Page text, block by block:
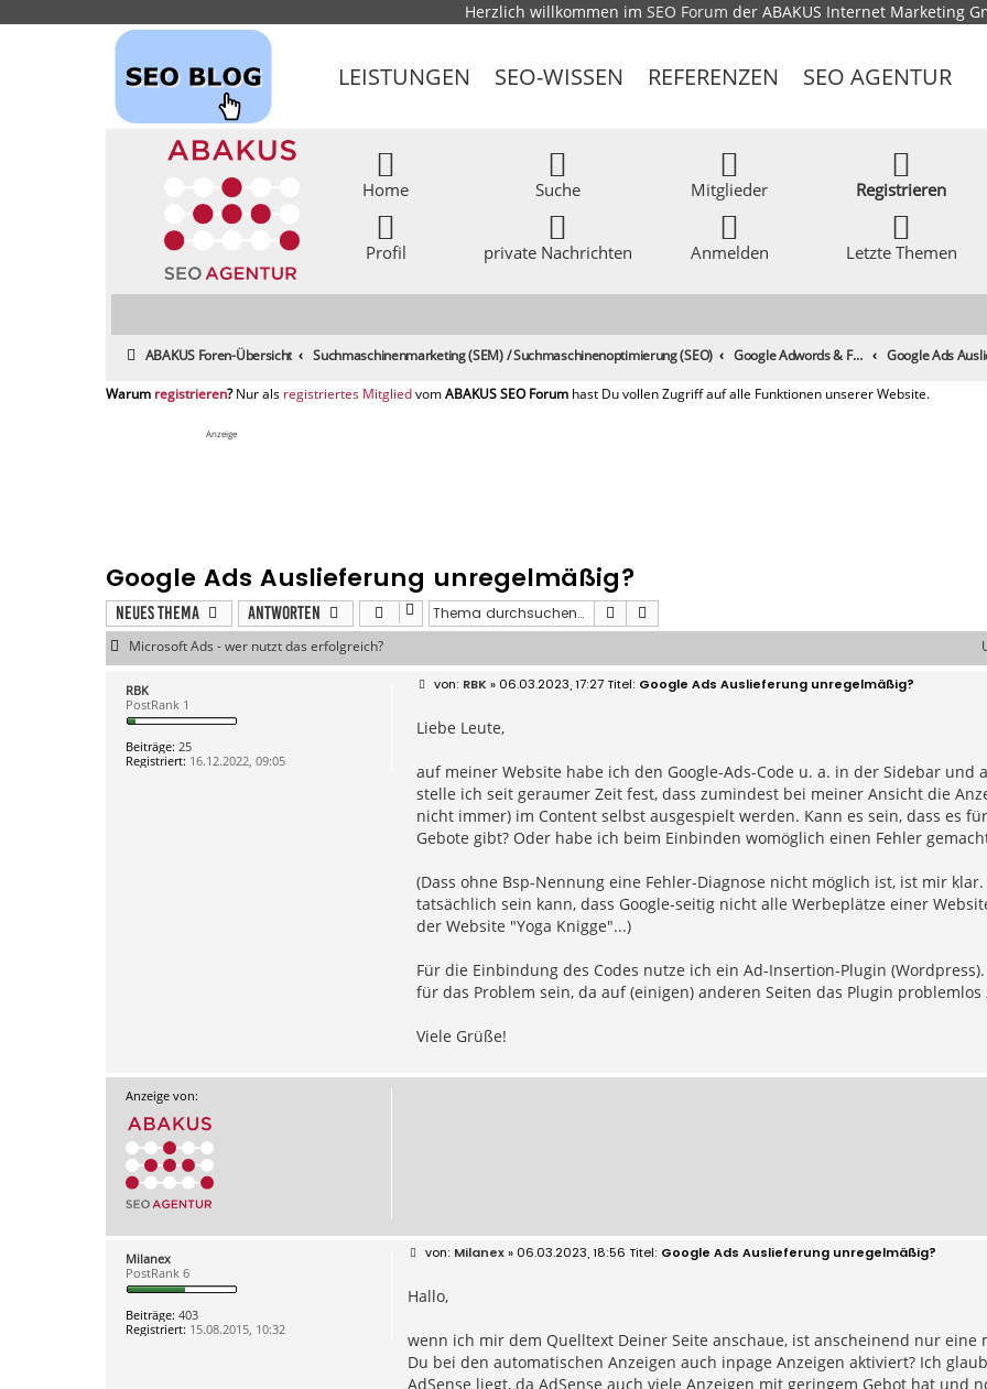
Herzlich willkommen im SEO Forum der ABAKUS Internet Marketing
LEISTUNGEN SEO-WISSEN REFERENZEN SEO AGENTUR
Home
Profil
Suche
private Nachrichten
Mitglieder
Anmelden
Registrieren
Letzte Themen
ABAKUS Foren-Übersicht Suchmaschinenmarketing (SEM) / Suchmaschinenoptimierung (SEO) Google Adwords & Facebook Ads, Yahoo!, Microsoft adCenter
registrieren registriertes Mitglied
Anzeige
Google Ads Auslieferung unregelmäßig?
Neues Thema Antworten Suche
Microsoft Ads - wer nutzt das erfolgreich?
RBK
PostRank 1
Beiträge: 25
Registriert: 16.12.2022, 09:05
B
t
g
RBK » 06.03.2023, 17:27 Google Ads Auslieferung unregelmäßig?
Liebe Leute,
auf meiner Website habe ich den Google-Ads-Code u. a. in der Sidebar
stelle ich seit geraumer Zeit fest, dass zumindest bei meiner Ansicht die
nicht immer) im Content selbst ausgespielt werden. Kann es sein, dass es
Gebote gibt? Oder habe ich beim Einbinden womöglich einen Fehler
(Dass ohne Bsp-Nennung eine Fehler-Diagnose nicht möglich ist, ist mir
tatsächlich sein kann, dass Google-seitig nicht alle Werbeplätze einer
der Website "Yoga Knigge"...)
Für die Einbindung des Codes nutze ich ein Ad-Insertion-Plugin
für das Problem sein, da auf (einigen) anderen Seiten das Plugin
Viele Grüße!
Anzeige von:
Milanex
PostRank 6
Beiträge: 403
Registriert: 15.08.2015, 10:32
B
t
g
Milanex» 06.03.2023, 18:56 Google Ads Auslieferung unregelmäßig?
Hallo,
wenn ich mir dem Quelltext Deiner Seite anschaue, ist anscheinend nur
Du bei den automatischen Anzeigen auch inpage Anzeigen aktiviert? Ich
AdSense liegt, da AdSense auch viele Anzeigen mit geringem Gebot hat und